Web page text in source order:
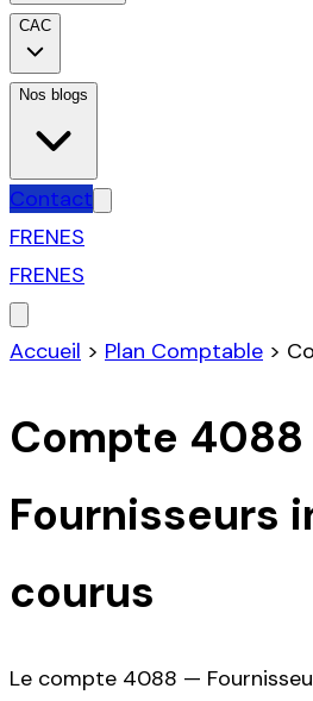
CAC
Nos blogs
Contact
FRENES
FRENES
Accueil > Plan Comptable >
Compte 4088
Fournisseurs
courus
Le compte 4088 —